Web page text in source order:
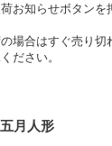
お知らせボタン
場合はすぐ売り切
ださい。
月人形